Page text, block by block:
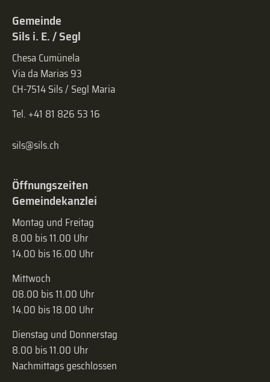
Gemeinde
Sils i. E. / Segl
Chesa Cumünela
Via da Marias 93
CH-7514 Sils / Segl Maria
Tel. +41 81 826 53 16
sils@sils.ch
Öffnungszeiten
Gemeindekanzlei
Montag und Freitag
8.00 bis 11.00 Uhr
14.00 bis 16.00 Uhr
Mittwoch
08.00 bis 11.00 Uhr
14.00 bis 18.00 Uhr
Dienstag und Donnerstag
8.00 bis 11.00 Uhr
Nachmittags geschlossen